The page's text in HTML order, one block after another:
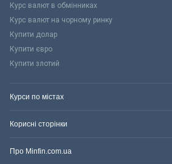
Курс валют в обмінниках
Курс валют на чорному ринку
Купити долар
Купити євро
Купити злотий
Курси по містах
Корисні сторінки
Про Minfin.com.ua